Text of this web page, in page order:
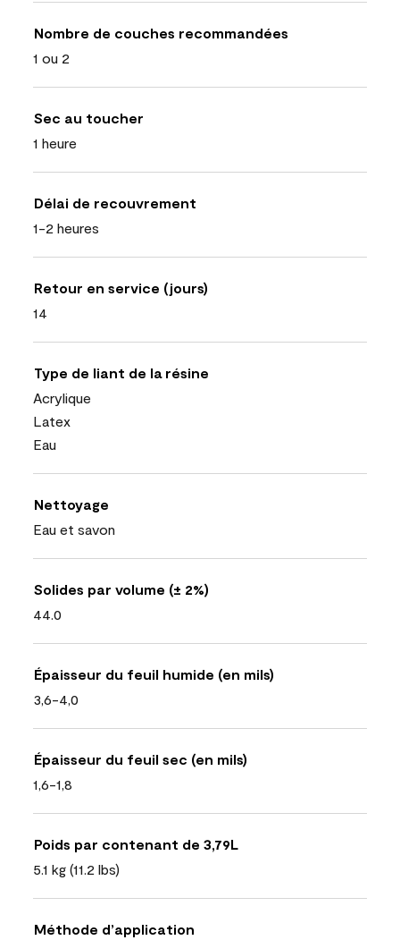
Nombre de couches recommandées
1 ou 2
Sec au toucher
1 heure
Délai de recouvrement
1-2 heures
Retour en service (jours)
14
Type de liant de la résine
Acrylique
Latex
Eau
Nettoyage
Eau et savon
Solides par volume (± 2%)
44.0
Épaisseur du feuil humide (en mils)
3,6-4,0
Épaisseur du feuil sec (en mils)
1,6-1,8
Poids par contenant de 3,79L
5.1 kg (11.2 lbs)
Méthode d’application